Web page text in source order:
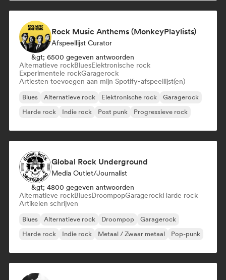
Rock Music Anthems (MonkeyPlaylists)
Afspeellijst Curator
&gt; 6500 gegeven antwoorden
Alternatieve rockBluesElektronische rock
Experimentele rockGaragerock
Artiesten toevoegen aan mijn Spotify-afspeellijst(en)
Blues Alternatieve rock Elektronische rock
Garagerock
Harde rock
Indie rock Post punk Progressieve rock
Global Rock Underground
Media Outlet/Journalist
&gt; 4800 gegeven antwoorden
Alternatieve rockBluesDroompopGaragerockHarde rock
Artikelen schrijven
Blues Alternatieve rock Droompop
Garagerock
Harde rock
Indie rock Metaal / Zwaar metaal Pop-punk